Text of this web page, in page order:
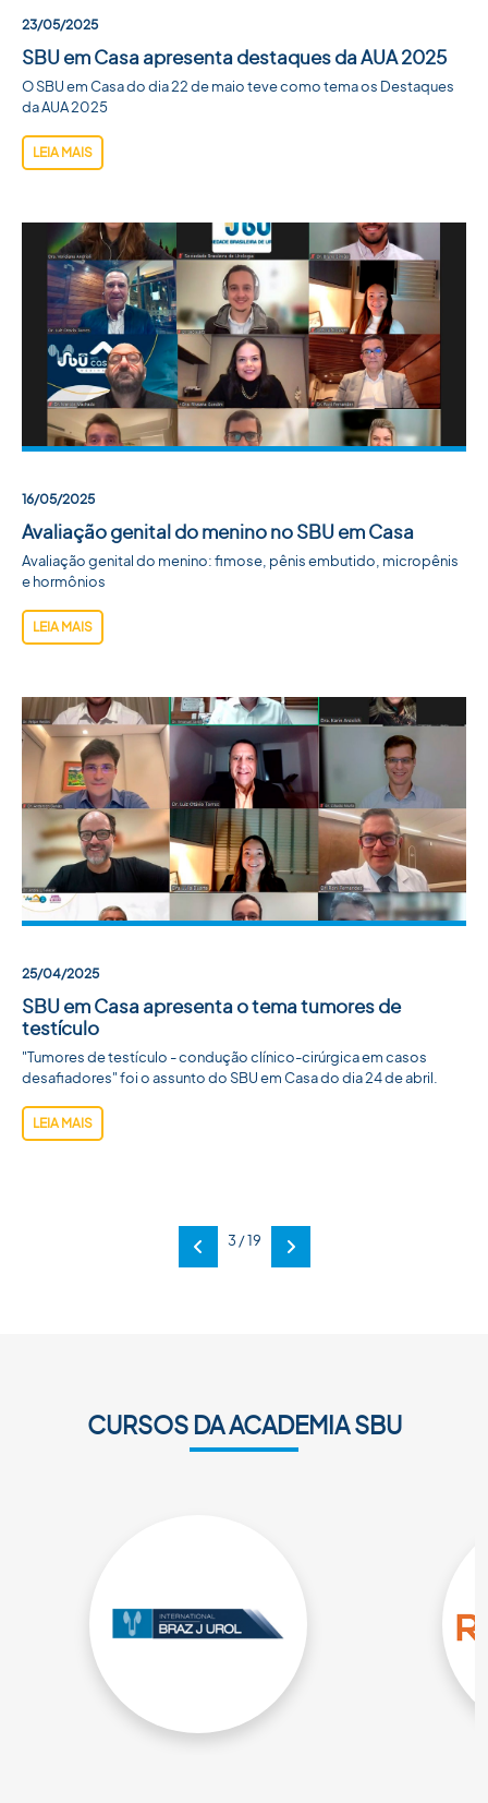
23/05/2025
SBU em Casa apresenta destaques da AUA 2025
O SBU em Casa do dia 22 de maio teve como tema os Destaques
da AUA 2025
LEIA MAIS
16/05/2025
Avaliação genital do menino no SBU em Casa
Avaliação genital do menino: fimose, pênis embutido, micropênis
e hormônios
LEIA MAIS
25/04/2025
SBU em Casa apresenta o tema tumores de
testículo
"Tumores de testículo - condução clínico-cirúrgica em casos
desafiadores" foi o assunto do SBU em Casa do dia 24 de abril.
LEIA MAIS
Anterior
3 / 19
Próxima
CURSOS DA ACADEMIA SBU